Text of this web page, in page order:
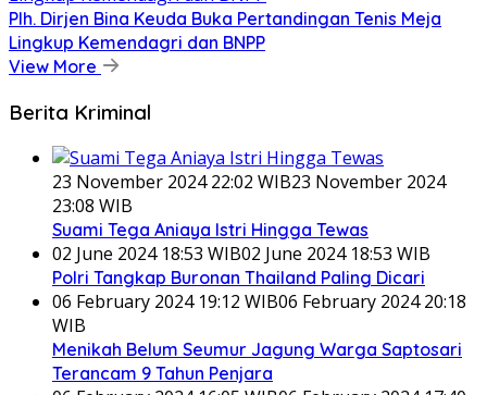
Plh. Dirjen Bina Keuda Buka Pertandingan Tenis Meja
Lingkup Kemendagri dan BNPP
View More
Berita Kriminal
23 November 2024 22:02 WIB23 November 2024
23:08 WIB
Suami Tega Aniaya Istri Hingga Tewas
02 June 2024 18:53 WIB02 June 2024 18:53 WIB
Polri Tangkap Buronan Thailand Paling Dicari
06 February 2024 19:12 WIB06 February 2024 20:18
WIB
Menikah Belum Seumur Jagung Warga Saptosari
Terancam 9 Tahun Penjara